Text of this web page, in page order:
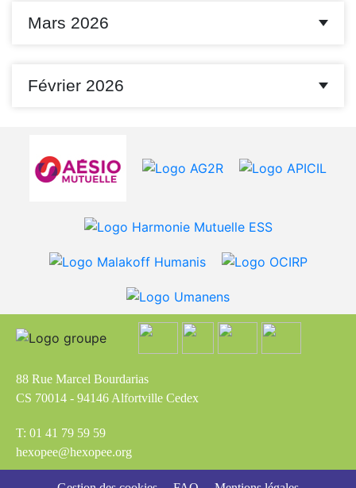
Mars 2026
Février 2026
88 Rue Marcel Bourdarias
CS 70014 - 94146 Alfortville Cedex
T: 01 41 79 59 59
hexopee@hexopee.org